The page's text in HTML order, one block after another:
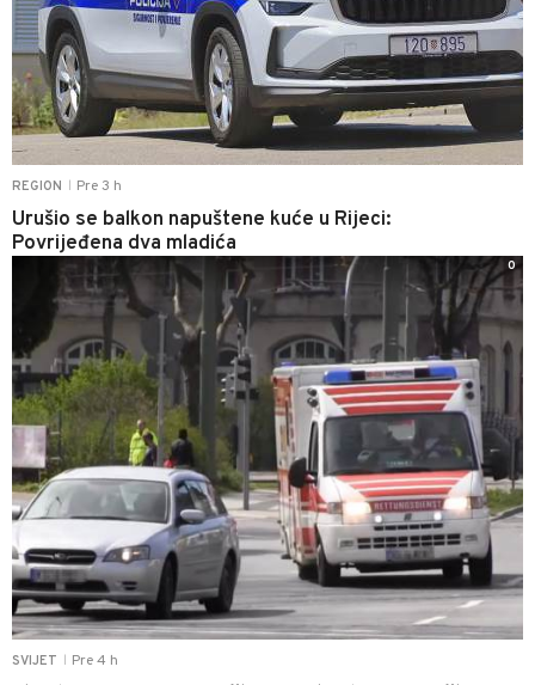
REGION Pre 3 h
Urušio se balkon napuštene kuće u Rijeci:
Povrijeđena dva mladića
SVIJET Pre 4 h
0